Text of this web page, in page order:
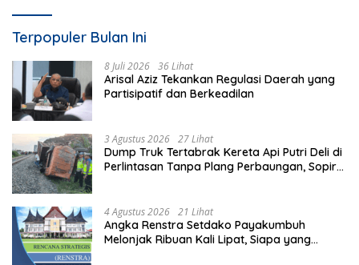
Terpopuler Bulan Ini
8 Juli 2026 36 Lihat
Arisal Aziz Tekankan Regulasi Daerah yang
Partisipatif dan Berkeadilan
3 Agustus 2026 27 Lihat
Dump Truk Tertabrak Kereta Api Putri Deli di
Perlintasan Tanpa Plang Perbaungan, Sopir
4 Agustus 2026 21 Lihat
Angka Renstra Setdako Payakumbuh
Melonjak Ribuan Kali Lipat, Siapa yang